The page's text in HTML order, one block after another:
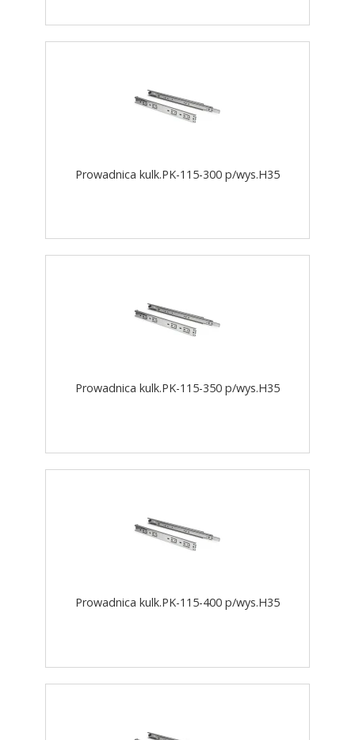
Prowadnica kulk.PK-115-300 p/wys.H35
Prowadnica kulk.PK-115-350 p/wys.H35
Prowadnica kulk.PK-115-400 p/wys.H35